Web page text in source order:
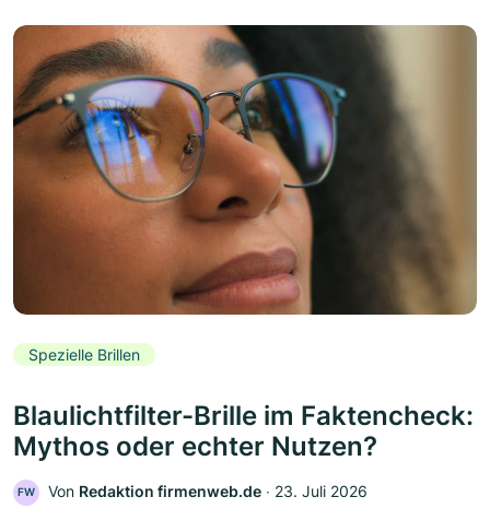
Spezielle Brillen
Blaulichtfilter-Brille im Faktencheck:
Mythos oder echter Nutzen?
FW Von Redaktion firmenweb.de ‧ 23. Juli 2026